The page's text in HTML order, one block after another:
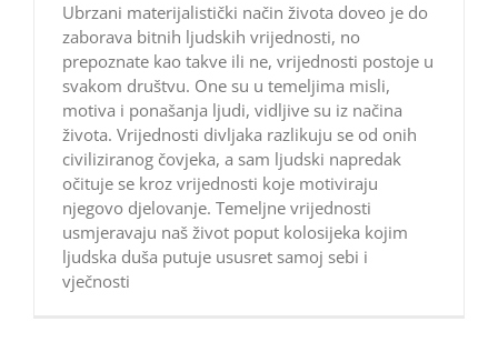
Ubrzani materijalistički način života doveo je do
zaborava bitnih ljudskih vrijednosti, no
prepoznate kao takve ili ne, vrijednosti postoje u
svakom društvu. One su u temeljima misli,
motiva i ponašanja ljudi, vidljive su iz načina
života. Vrijednosti divljaka razlikuju se od onih
civiliziranog čovjeka, a sam ljudski napredak
očituje se kroz vrijednosti koje motiviraju
njegovo djelovanje. Temeljne vrijednosti
usmjeravaju naš život poput kolosijeka kojim
ljudska duša putuje ususret samoj sebi i
vječnosti